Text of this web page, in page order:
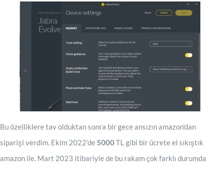
Bu özelliklere tav olduktan sonra bir gece ansızın amazon’dan
siparişi verdim. Ekim 2022’de5000TL gibi bir ücrete el sıkıştık
amazon ile. Mart 2023 itibariyle de bu rakam çok farklı durumda